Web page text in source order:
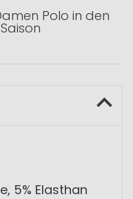
Polo in den
5% Elasthan